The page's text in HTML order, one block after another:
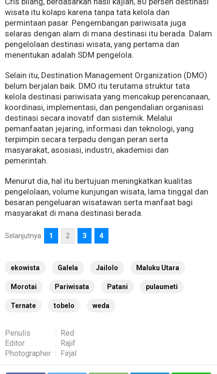
wisata itu kolaps karena tanpa tata kelola dan
permintaan pasar. Pengembangan pariwisata juga
selaras dengan alam di mana destinasi itu berada. Dalam
pengelolaan destinasi wisata, yang pertama dan
menentukan adalah SDM pengelola.
Selain itu, Destination Management Organization (DMO)
belum berjalan baik. DMO itu terutama struktur tata
kelola destinasi pariwisata yang mencakup perencanaan,
koordinasi, implementasi, dan pengendalian organisasi
destinasi secara inovatif dan sistemik. Melalui
pemanfaatan jejaring, informasi dan teknologi, yang
terpimpin secara terpadu dengan peran serta
masyarakat, asosiasi, industri, akademisi dan
pemerintah.
Menurut dia, hal itu bertujuan meningkatkan kualitas
pengelolaan, volume kunjungan wisata, lama tinggal dan
besaran pengeluaran wisatawan serta manfaat bagi
masyarakat di mana destinasi berada.
Selanjutnya 1 2 3 4
ekowista Galela Jailolo Maluku Utara
Morotai Pariwisata Patani pulaumeti
Ternate tobelo weda
Penulis :
Red
Editor
:
Rajif
Photographer : Firjal